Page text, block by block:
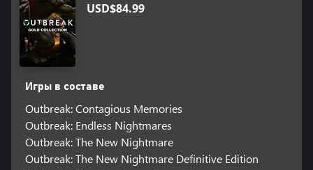
USD$84.99
Игры в составе
Outbreak: Contagious Memories
Outbreak: Endless Nightmares
Outbreak: The New Nightmare
Outbreak: The New Nightmare Definitive Edition